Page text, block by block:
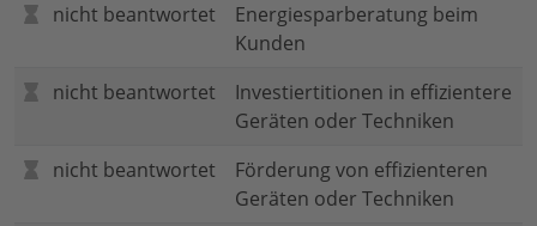
nicht beantwortet
Energiesparberatung beim
Kunden
nicht beantwortet
Investiertitionen in effizientere
Geräten oder Techniken
nicht beantwortet
Förderung von effizienteren
Geräten oder Techniken